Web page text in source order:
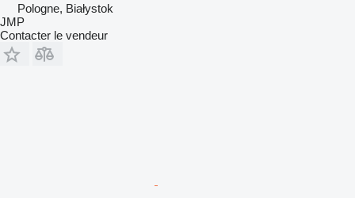
Pologne, Białystok
JMP
Contacter le vendeur